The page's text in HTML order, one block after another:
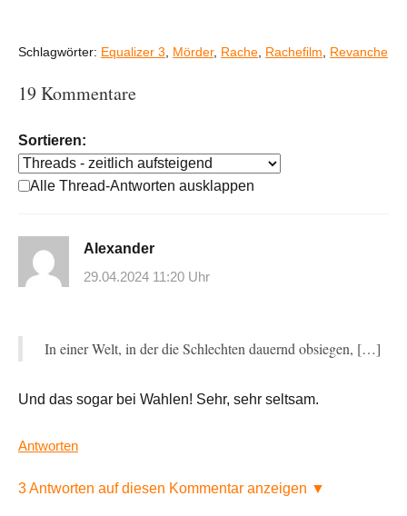
Schlagwörter: Equalizer 3 Mörder, Rache Rachefilm Revanche
19 Kommentare
Sortieren:
Alle Thread-Antworten ausklappen
Alexander
29.04.2024 11:20 Uhr
In einer Welt, in der die Schlechten dauernd obsiegen, […]
Und das sogar bei Wahlen! Sehr, sehr seltsam.
Antworten
3 Antworten auf diesen Kommentar anzeigen ▼